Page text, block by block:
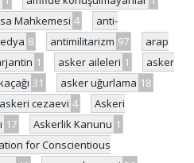
Mahkemesi 4
anti-
8 antimilitarizm 97
arap
1 asker aileleri 1
asker
31 asker uğurlama 18
askeri cezaevi 4
Askeri
17 Askerlik Kanunu 1
for Conscientious